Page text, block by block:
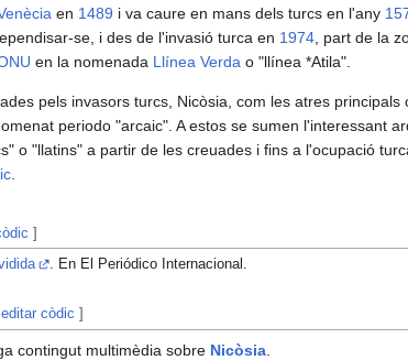
en 1489 i va caure en mans dels turcs en l'any
se, i des de l'invasió turca en 1974 , part de la
en la nomenada Llínea Verda o "llínea *Atila".
pels invasors turcs, Nicòsia, com les atres principals
periodo "arcaic". A estos se sumen l'interessant
o "llatins" a partir de les creuades i fins a l'ocupació
]
. En El Periódico Internacional.
editar còdic ]
contingut multimèdia sobre Nicòsia